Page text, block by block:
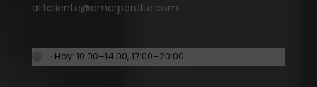
attcliente@amorporelte.com
… · Hoy: 10:00–14:00, 17:00–20:00